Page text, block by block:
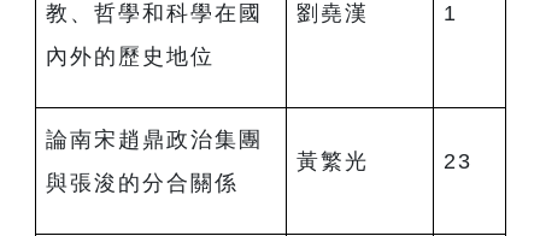
教、哲學和科學在國
內外的歷史地位
劉堯漢 1
論南宋趙鼎政治集團
與張浚的分合關係
黃繁光 23